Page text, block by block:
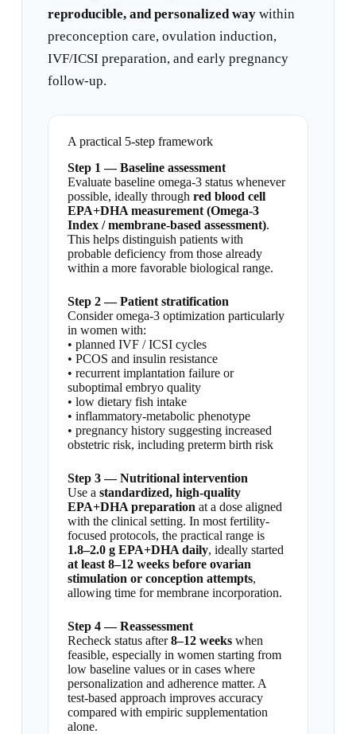
reproducible, and personalized waywithin
preconception care, ovulation induction,
IVF/ICSI preparation, and early pregnancy
follow-up.
A practical 5-step framework
Step 1 — Baseline assessment
Evaluate baseline omega-3 status whenever
possible, ideally through red blood cell
EPA+DHA measurement (Omega-3
Index / membrane-based assessment).
This helps distinguish patients with
probable deficiency from those already
within a more favorable biological range.
Step 2 — Patient stratification
Consider omega-3 optimization particularly
in women with:
• planned IVF / ICSI cycles
• PCOS and insulin resistance
• recurrent implantation failure or
suboptimal embryo quality
• low dietary fish intake
• inflammatory-metabolic phenotype
• pregnancy history suggesting increased
obstetric risk, including preterm birth risk
Step 3 — Nutritional intervention
Use a standardized, high-quality
EPA+DHA preparation at a dose aligned
with the clinical setting. In most fertility-
focused protocols, the practical range is
1.8–2.0 g EPA+DHA daily, ideally started
at least 8–12 weeks before ovarian
stimulation or conception attempts,
allowing time for membrane incorporation.
Step 4 — Reassessment
Recheck status after8–12 weekswhen
feasible, especially in women starting from
low baseline values or in cases where
personalization and adherence matter. A
test-based approach improves accuracy
compared with empiric supplementation
alone.